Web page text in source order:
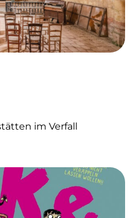
im Verfall